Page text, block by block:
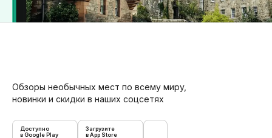
Обзоры необычных мест по всему миру,
новинки и скидки в наших соцсетях
Доступно
в Google Play
Загрузите
в App Store